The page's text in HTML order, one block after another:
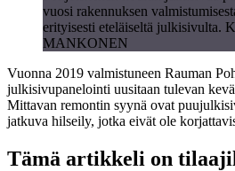
vuosi rakennuksen
erityisesti eteläiseltä julkisivulta.
MANKONEN
Vuonna 2019 valmistuneen Rauman
julkisivupanelointi uusitaan tulevan
Mittavan remontin syynä ovat
jatkuva hilseily, jotka eivät ole
Tämä artikkeli on